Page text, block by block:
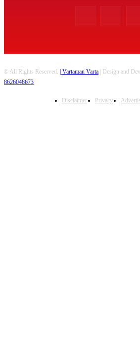
© All Rights Reserved. | Vartaman Varta | Design and
8626048673
Disclaimer Privacy